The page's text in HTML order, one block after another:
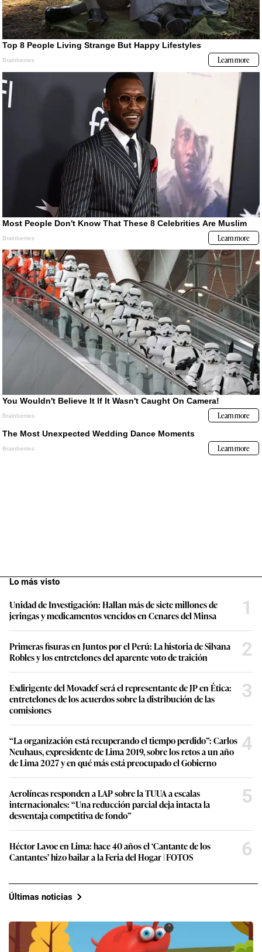
Lo más visto
Unidad de Investigación: Hallan más de siete millones de
jeringas y medicamentos vencidos en Cenares del Minsa
1
Primeras fisuras en Juntos por el Perú: La historia de Silvana
Robles y los entretelones del aparente voto de traición
2
Exdirigente del Movadef será el representante de JP en Ética:
entretelones de los acuerdos sobre la distribución de las
comisiones
3
“La organización está recuperando el tiempo perdido”: Carlos
Neuhaus, expresidente de Lima 2019, sobre los retos a un año
de Lima 2027 y en qué más está preocupado el Gobierno
4
Aerolíneas responden a LAP sobre la TUUA a escalas
internacionales: “Una reducción parcial deja intacta la
desventaja competitiva de fondo”
5
Héctor Lavoe en Lima: hace 40 años el ‘Cantante de los
Cantantes’ hizo bailar a la Feria del Hogar | FOTOS
6
Últimas noticias